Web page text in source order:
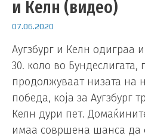
и Келн (видео)
07.06.2020
Аугзбург и Келн одиграа
30. коло во Бундеслигата,
продолжуваат низата на
победа, која за Аугзбург
Келн дури пет.
имаа совршена шанса да